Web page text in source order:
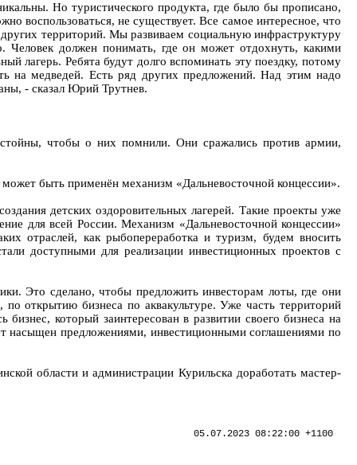
Но туристического продукта, где было бы прописано,
воспользоваться, не существует. Все самое интересное, что
территорий. Мы развиваем социальную инфраструктуру
должен понимать, где он может отдохнуть, какими
лагерь. Ребята будут долго вспоминать эту поездку, потому
на медведей. Есть ряд других предложений. Над этим надо
- сказал Юрий Трутнев.
чтобы о них помнили. Они сражались против армии,
быть применён механизм «Дальневосточной концессии».
детских оздоровительных лагерей. Такие проекты уже
для всей России. Механизм «Дальневосточной концессии»
отраслей, как рыбопереработка и туризм, будем вносить
доступными для реализации инвестиционных проектов с
Это сделано, чтобы предложить инвесторам лоты, где они
открытию бизнеса по аквакультуре. Уже часть территорий
который заинтересован в развитии своего бизнеса на
насыщен предложениями, инвестиционными соглашениями по
области и администрации Курильска доработать мастер-
05.07.2023 08:22:00 +1100